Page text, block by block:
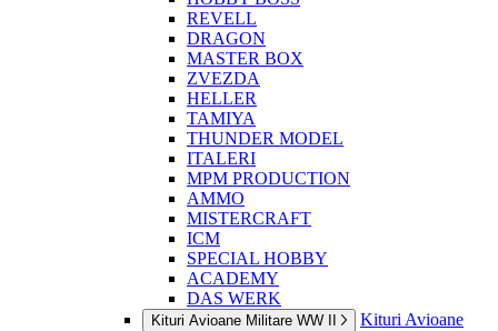
REVELL
DRAGON
MASTER BOX
ZVEZDA
HELLER
TAMIYA
THUNDER MODEL
ITALERI
MPM PRODUCTION
AMMO
MISTERCRAFT
ICM
SPECIAL HOBBY
ACADEMY
DAS WERK
Kituri Avioane Militare WW II
Kituri Avioane